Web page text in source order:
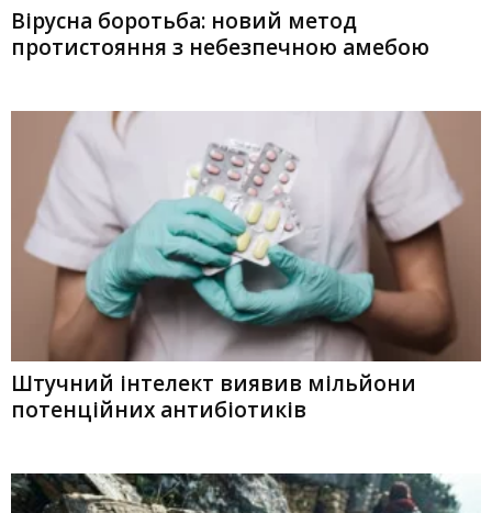
Вірусна боротьба: новий метод
протистояння з небезпечною амебою
Штучний інтелект виявив мільйони
потенційних антибіотиків